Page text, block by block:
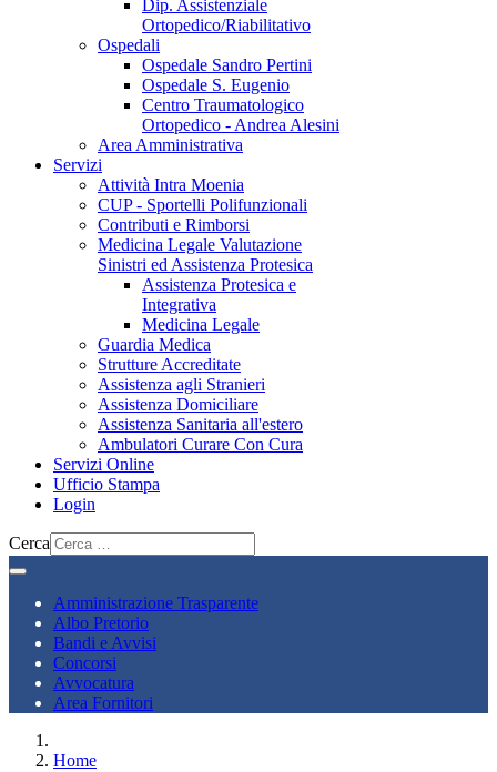
Dip. Assistenziale
Ortopedico/Riabilitativo
Ospedali
Ospedale Sandro Pertini
Ospedale S. Eugenio
Centro Traumatologico
Ortopedico - Andrea Alesini
Area Amministrativa
Servizi
Attività Intra Moenia
CUP - Sportelli Polifunzionali
Contributi e Rimborsi
Medicina Legale Valutazione
Sinistri ed Assistenza Protesica
Assistenza Protesica e
Integrativa
Medicina Legale
Guardia Medica
Strutture Accreditate
Assistenza agli Stranieri
Assistenza Domiciliare
Assistenza Sanitaria all'estero
Ambulatori Curare Con Cura
Servizi Online
Ufficio Stampa
Login
Cerca
Amministrazione Trasparente
Albo Pretorio
Bandi e Avvisi
Concorsi
Avvocatura
Area Fornitori
Home